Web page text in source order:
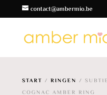
contact@ambermio.be
START / RINGEN /
COGNAC AMBER RING